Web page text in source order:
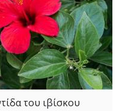
του ιβίσκου